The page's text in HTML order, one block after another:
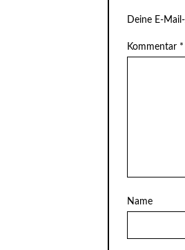
Deine E-
Kommentar *
Name